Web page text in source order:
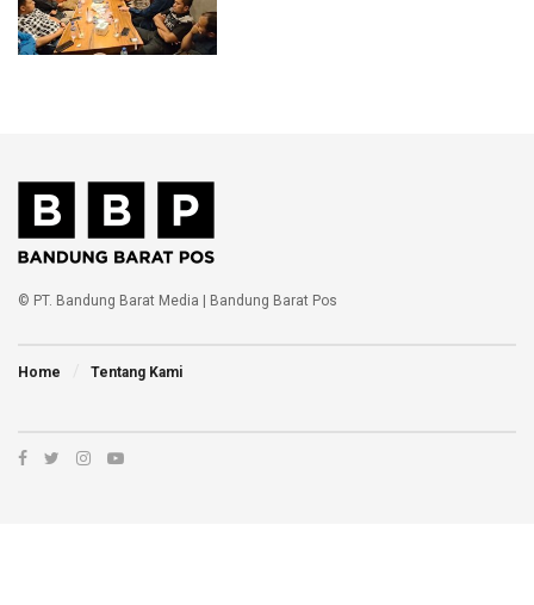
© PT. Bandung Barat Media | Bandung Barat Pos
Home Tentang Kami